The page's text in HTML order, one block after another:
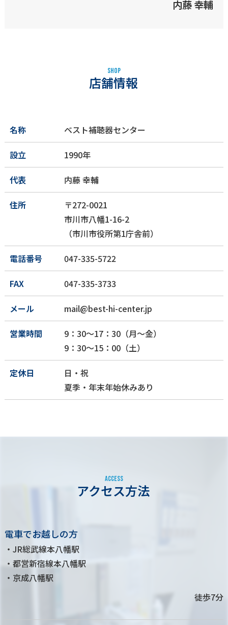
内藤 幸輔
SHOP
店舗情報
名称 ベスト補聴器センター
設立 1990年
代表 内藤 幸輔
住所
〒272-0021
市川市八幡1-16-2
（市川市役所第1庁舎前）
電話番号 047-335-5722
FAX 047-335-3733
メール mail@best-hi-center.jp
営業時間
9：30～17：30（月～金）
9：30～15：00（土）
定休日
日・祝
夏季・年末年始休みあり
ACCESS
アクセス方法
電車でお越しの方
・JR総武線本八幡駅
・都営新宿線本八幡駅
・京成八幡駅
徒歩7分